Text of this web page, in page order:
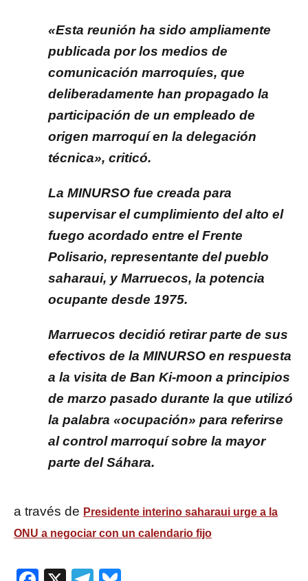
«Esta reunión ha sido ampliamente
publicada por los medios de
comunicación marroquíes, que
deliberadamente han propagado la
participación de un empleado de
origen marroquí en la delegación
técnica», criticó.
La MINURSO fue creada para
supervisar el cumplimiento del alto el
fuego acordado entre el Frente
Polisario, representante del pueblo
saharaui, y Marruecos, la potencia
ocupante desde 1975.
Marruecos decidió retirar parte de sus
efectivos de la MINURSO en respuesta
a la visita de Ban Ki-moon a principios
de marzo pasado durante la que utilizó
la palabra «ocupación» para referirse
al control marroquí sobre la mayor
parte del Sáhara.
a través de Presidente interino saharaui urge a la
ONU a negociar con un calendario fijo